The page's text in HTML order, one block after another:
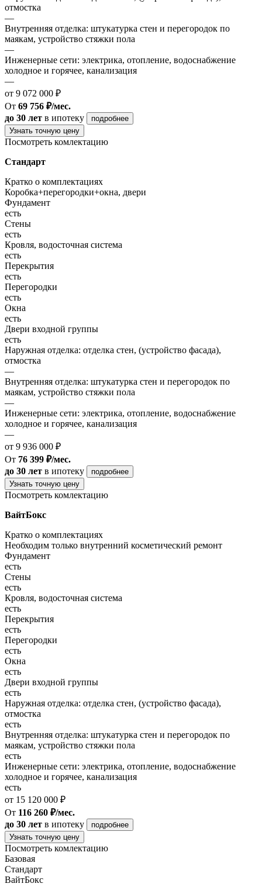
отмостка
—
Внутренняя отделка: штукатурка стен и перегородок по
маякам, устройство стяжки пола
—
Инженерные сети: электрика, отопление, водоснабжение
холодное и горячее, канализация
—
от 9 072 000 ₽
От 69 756 ₽/мес.
до 30 лет в ипотеку
подробнее
Узнать точную цену
Посмотреть комлектацию
Стандарт
Кратко о комплектациях
Коробка+перегородки+окна, двери
Фундамент
есть
Стены
есть
Кровля, водосточная система
есть
Перекрытия
есть
Перегородки
есть
Окна
есть
Двери входной группы
есть
Наружная отделка: отделка стен, (устройство фасада),
отмостка
—
Внутренняя отделка: штукатурка стен и перегородок по
маякам, устройство стяжки пола
—
Инженерные сети: электрика, отопление, водоснабжение
холодное и горячее, канализация
—
от 9 936 000 ₽
От 76 399 ₽/мес.
до 30 лет в ипотеку
подробнее
Узнать точную цену
Посмотреть комлектацию
ВайтБокс
Кратко о комплектациях
Необходим только внутренний косметический ремонт
Фундамент
есть
Стены
есть
Кровля, водосточная система
есть
Перекрытия
есть
Перегородки
есть
Окна
есть
Двери входной группы
есть
Наружная отделка: отделка стен, (устройство фасада),
отмостка
есть
Внутренняя отделка: штукатурка стен и перегородок по
маякам, устройство стяжки пола
есть
Инженерные сети: электрика, отопление, водоснабжение
холодное и горячее, канализация
есть
от 15 120 000 ₽
От 116 260 ₽/мес.
до 30 лет в ипотеку
подробнее
Узнать точную цену
Посмотреть комлектацию
Базовая
Стандарт
ВайтБокс